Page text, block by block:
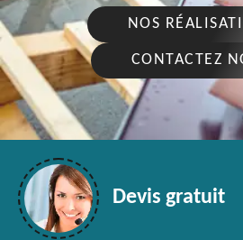
NOS
CONTACTEZ
Devis gratuit